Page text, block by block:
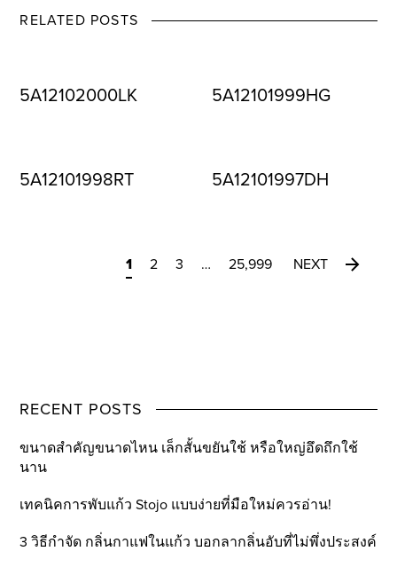
RELATED POSTS
5A12102000LK 5A12101999HG
5A12101998RT 5A12101997DH
1 2 3 … 25,999 NEXT
RECENT POSTS
ขนาดสำคัญขนาดไหน เล็กสั้นขยันใช้ หรือใหญ่อึดถึกใช้
นาน
เทคนิคการพับแก้ว Stojo แบบง่ายที่มือใหม่ควรอ่าน!
3 วิธีกำจัด กลิ่นกาแฟในแก้ว บอกลากลิ่นอับที่ไม่พึ่งประสงค์